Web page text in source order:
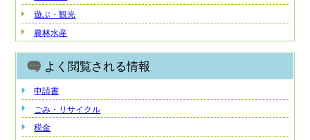
遊ぶ・観光
農林水産
よく閲覧される情報
申請書
ごみ・リサイクル
税金